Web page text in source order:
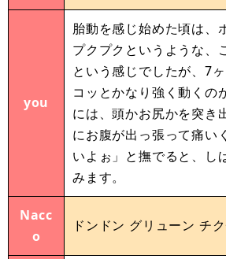
you
胎動を感じ始めた頃は、
プクプクというような、
という感じでしたが、7
コッとかなり強く動くの
には、頭かお尻かを突き
にお腹が出っ張って痛い
いよぉ」と撫でると、し
みます。
Nacc
o
ドンドン グリューン チ